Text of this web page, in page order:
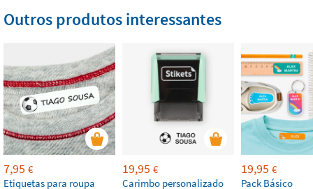
Outros produtos interessantes
7,95 €
Etiquetas para roupa
19,95 €
Carimbo personalizado
19,95 €
Pack Básico